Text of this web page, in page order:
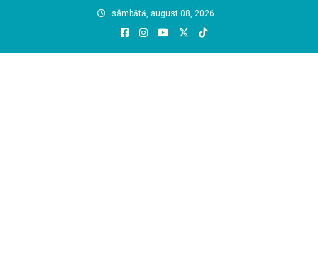
sâmbătă, august 08, 2026